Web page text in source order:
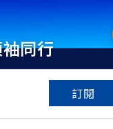
同行
訂閱
特色頻道